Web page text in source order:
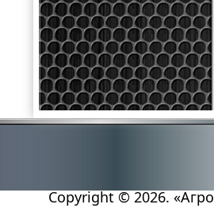
Copyright © 2026.